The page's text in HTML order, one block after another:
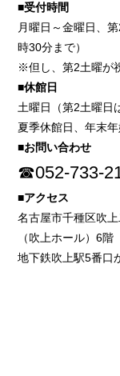
■受付時間
月曜日～金曜日、
時30分まで）
※但し、第2土曜が
■休館日
土曜日（第2土曜日
夏季休館日、年末
■お問い合わせ
☎052-733-
■アクセス
名古屋市千種区吹
（吹上ホール）6階
地下鉄吹上駅5番口